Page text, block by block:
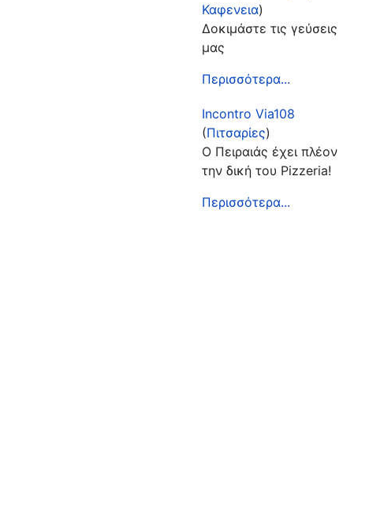
Καφενεια)
Δοκιμάστε τις γεύσεις
μας
Περισσότερα...
Incontro Via108
(Πιτσαρίες)
Ο Πειραιάς έχει πλέον
την δική του Pizzeria!
Περισσότερα...